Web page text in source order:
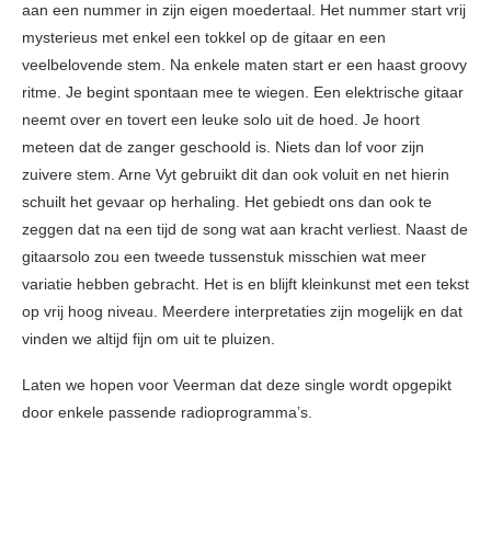
aan een nummer in zijn eigen moedertaal. Het nummer start vrij
mysterieus met enkel een tokkel op de gitaar en een
veelbelovende stem. Na enkele maten start er een haast groovy
ritme. Je begint spontaan mee te wiegen. Een elektrische gitaar
neemt over en tovert een leuke solo uit de hoed. Je hoort
meteen dat de zanger geschoold is. Niets dan lof voor zijn
zuivere stem. Arne Vyt gebruikt dit dan ook voluit en net hierin
schuilt het gevaar op herhaling. Het gebiedt ons dan ook te
zeggen dat na een tijd de song wat aan kracht verliest. Naast de
gitaarsolo zou een tweede tussenstuk misschien wat meer
variatie hebben gebracht. Het is en blijft kleinkunst met een tekst
op vrij hoog niveau. Meerdere interpretaties zijn mogelijk en dat
vinden we altijd fijn om uit te pluizen.
Laten we hopen voor Veerman dat deze single wordt opgepikt
door enkele passende radioprogramma’s.